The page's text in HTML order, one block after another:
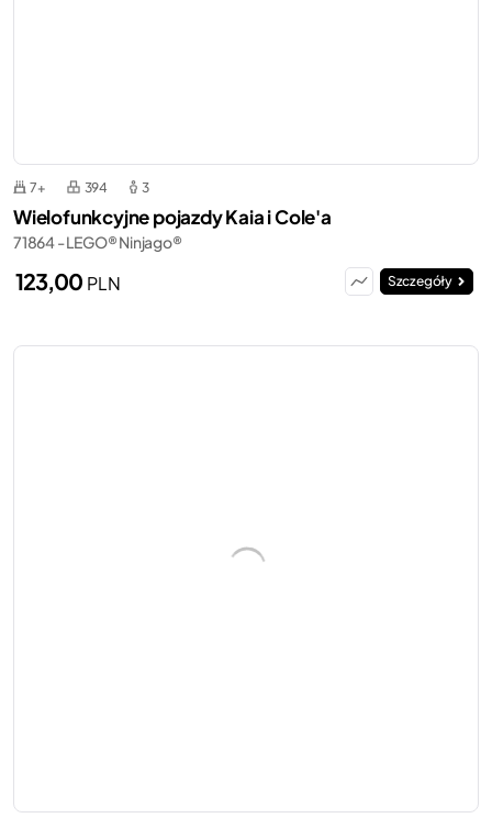
7+ 394 3
Wielofunkcyjne pojazdy Kaia i Cole'a
71864 - LEGO® Ninjago®
123,00 PLN Szczegóły